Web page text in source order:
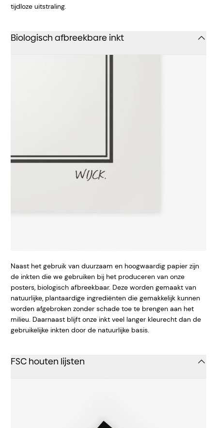
tijdloze uitstraling.
Biologisch afbreekbare inkt
Naast het gebruik van duurzaam en hoogwaardig papier zijn
de inkten die we gebruiken bij het produceren van onze
posters, biologisch afbreekbaar. Deze worden gemaakt van
natuurlijke, plantaardige ingrediënten die gemakkelijk kunnen
worden afgebroken zonder schade toe te brengen aan het
milieu. Daarnaast blijft onze inkt veel langer kleurecht dan de
gebruikelijke inkten door de natuurlijke basis.
FSC houten lijsten